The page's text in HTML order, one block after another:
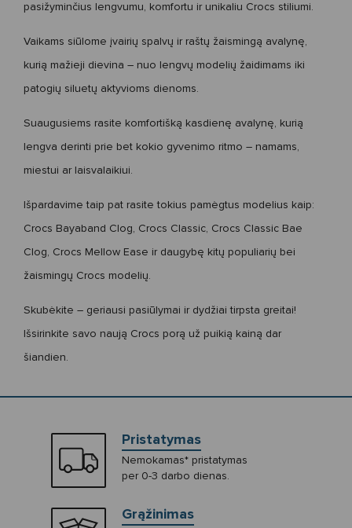
pasižyminčius lengvumu, komfortu ir unikaliu Crocs stiliumi.
Vaikams siūlome įvairių spalvų ir raštų žaismingą avalynę,
kurią mažieji dievina – nuo lengvų modelių žaidimams iki
patogių siluetų aktyvioms dienoms.
Suaugusiems rasite komfortišką kasdienę avalynę, kurią
lengva derinti prie bet kokio gyvenimo ritmo – namams,
miestui ar laisvalaikiui.
Išpardavime taip pat rasite tokius pamėgtus modelius kaip:
Crocs Bayaband Clog, Crocs Classic, Crocs Classic Bae
Clog, Crocs Mellow Ease ir daugybę kitų populiarių bei
žaismingų Crocs modelių.
Skubėkite – geriausi pasiūlymai ir dydžiai tirpsta greitai!
Išsirinkite savo naują Crocs porą už puikią kainą dar
šiandien.
Pristatymas
Nemokamas* pristatymas
per 0-3 darbo dienas.
Grąžinimas